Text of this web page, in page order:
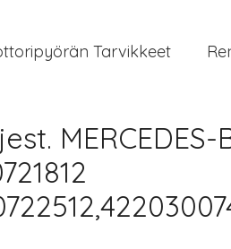
Tarvikkeet
MERCEDES-